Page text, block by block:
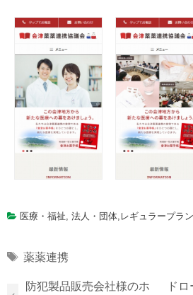
医療・福祉 法人・団体 レギュラープラン
Tags
薬薬連携
防犯製品販売会社様のホ
ド